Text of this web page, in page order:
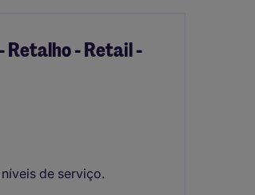
- Retail -
de serviço.